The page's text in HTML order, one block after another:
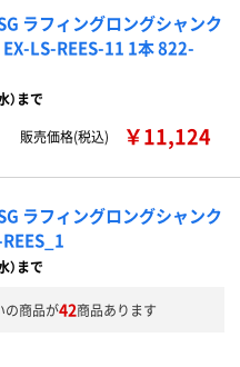
ラフィングロングシャンク
LS-REES-11 1本 822-
）まで
販売価格(税込)
￥11,124
ラフィングロングシャンク
）まで
の商品が42商品あります